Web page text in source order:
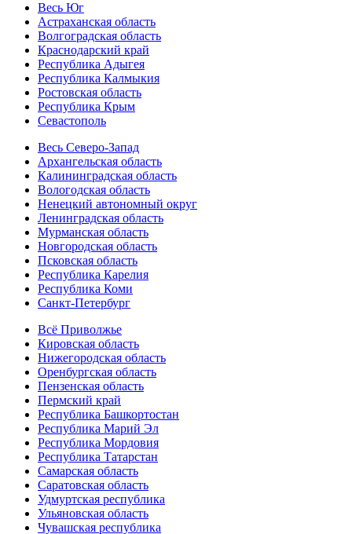
Весь Юг
Астраханская область
Волгоградская область
Краснодарский край
Республика Адыгея
Республика Калмыкия
Ростовская область
Республика Крым
Севастополь
Весь Северо-Запад
Архангельская область
Калининградская область
Вологодская область
Ненецкий автономный округ
Ленинградская область
Мурманская область
Новгородская область
Псковская область
Республика Карелия
Республика Коми
Санкт-Петербург
Всё Приволжье
Кировская область
Нижегородская область
Оренбургская область
Пензенская область
Пермский край
Республика Башкортостан
Республика Марий Эл
Республика Мордовия
Республика Татарстан
Самарская область
Саратовская область
Удмуртская республика
Ульяновская область
Чувашская республика